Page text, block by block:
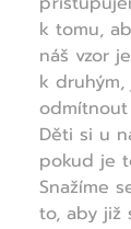
k tomu,
náš vzor
k
Děti si u
pokud je
Snažíme
to, aby již